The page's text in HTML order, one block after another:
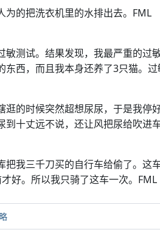
为的把洗衣机里的水排出去。FML
敏测试。结果发现，我最严重的过
东西，而且我本身还养了3只猫。
的时候突然超想尿尿，于是我停
到十丈远不说，还让风把尿给吹进
把我三千刀买的自行车给偷了。这
好。所以我只骑了这车一次。FML